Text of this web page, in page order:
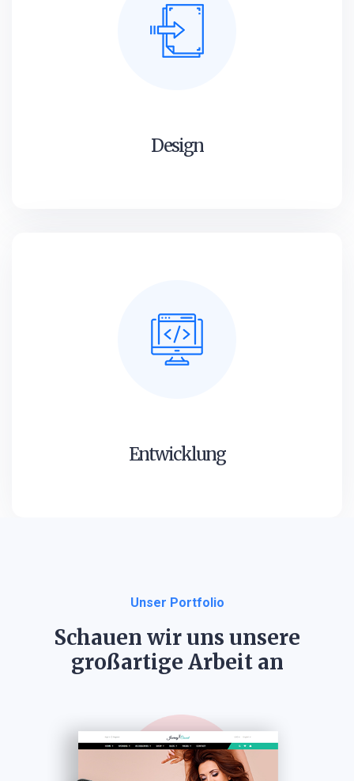
Design
Entwicklung
Unser Portfolio
Schauen wir uns unsere
großartige Arbeit an